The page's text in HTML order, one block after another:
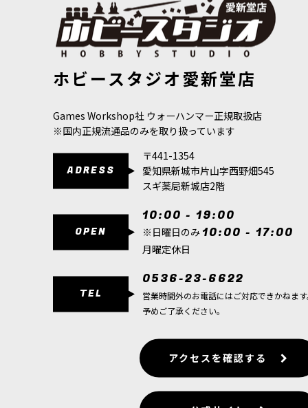
IMPERIUM：スペースマリーン系戦団
IMPERIUM：スペースウルフ
IMPERIUM：ダークエンジェル
IMPERIUM：ブラックテンプラー
IMPERIUM：デスウォッチ
IMPERIUM：アストラ・ミリタルム
IMPERIUM：アデプトゥス・カストーデス
IMPERIUM：アデプトゥス・メカニカス
IMPERIUM：インペリアルナイト
IMPERIUM：インペリアル・エージェント
CHAOS：ケイオス・スペースマリーン
CHAOS：エンペラーズ・チルドレン
ホビースタジオ愛新堂店
Games Workshop社 ウォーハンマー正規取扱店
※国内正規流通品のみを取り扱っています
ADRESS
〒441-1354
愛知県新城市片山字西野畑545
スギ薬局新城店2階
OPEN
10:00 - 19:00
※日曜日のみ 10:00 - 17:00
月曜定休日
TEL
0536-23-6622
営業時間外のお電話にはご対応できかねま
予めご了承ください。
アクセスを確認する